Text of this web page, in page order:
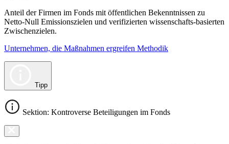
Anteil der Firmen im Fonds mit öffentlichen Bekenntnissen zu
Netto-Null Emissionszielen und verifizierten wissenschafts-basierten
Zwischenzielen.
Unternehmen, die Maßnahmen ergreifen Methodik
Tipp
Sektion: Kontroverse Beteiligungen im Fonds